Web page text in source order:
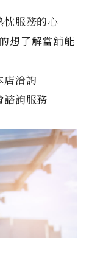
忱服務的心
想了解當舖能
店洽詢
諮詢服務